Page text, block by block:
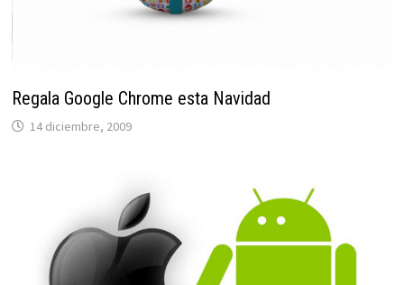
Regala Google Chrome esta Navidad
14 diciembre, 2009